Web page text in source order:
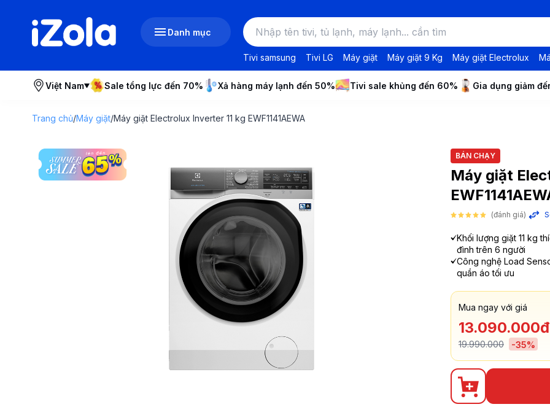
Danh mục
Tivi samsung Tivi LG Máy giặt Máy giặt 9 Kg Máy giặt Electrolux
Việt Nam Sale tổng lực đến 70% Xả hàng máy lạnh đến 50% Tivi sale khủng đến 60% Gia dụng giảm
Trang chủ/Máy giặt/Máy giặt Electrolux Inverter 11 kg EWF1141AEWA
BÁN CHẠY
Máy giặt
(đánh giá)
Khối lượng giặt 11 kg
đình trên 6 người
Công nghệ Load
quần áo tối ưu
Mua ngay với giá
13.090.000đ
19.990.000 -35%